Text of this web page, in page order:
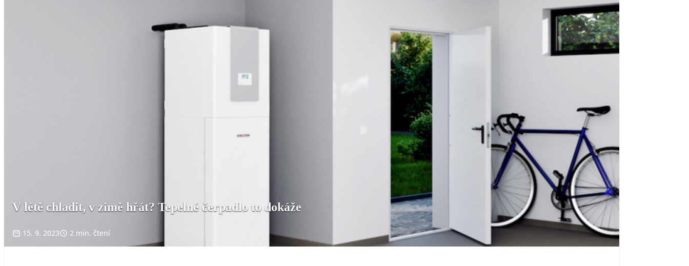
V létě chladit, v zimě hřát? Tepelné čerpadlo to dokáže
15. 9. 2023 2 min. čtení